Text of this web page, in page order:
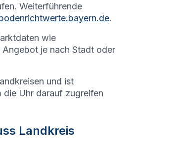
Weiterführende
.
wie
je nach Stadt oder
und ist
die Uhr darauf zugreifen
Landkreis